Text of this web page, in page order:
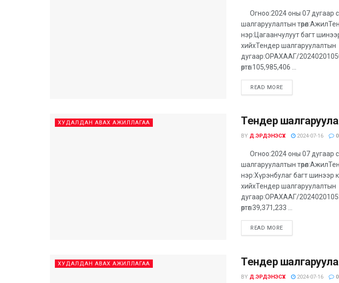
Огноо:2024 оны 07 дугаар
шалгаруулалтын
нэр:Цагаанчулуут багт
хийхТендер шалгаруулалтын
дугаар:ОРАХААГ/
өртөг:105,985,406 ...
READ MOREDETAILS
ХУДАЛДАН АВАХ АЖИЛЛАГАА Тендер
BY Д.ЭРДЭНЭСҮХ 2024-07-16 0
Огноо:2024 оны 07 дугаар
шалгаруулалтын
нэр:Хүрэнбулаг багт шинээр
хийхТендер шалгаруулалтын
дугаар:ОРАХААГ/
өртөг:39,371,233 ...
READ MOREDETAILS
ХУДАЛДАН АВАХ АЖИЛЛАГАА Тендер
BY Д.ЭРДЭНЭСҮХ 2024-07-16 0